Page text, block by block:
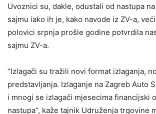
Uvoznici su, dakle, odustali od nastupa
sajmu iako ih je, kako navode iz ZV-a,
polovici srpnja prošle godine potvrdila
sajmu ZV-a.
“Izlagači su tražili novi format izlaganja,
predstavljanja. Izlaganje na Zagreb Auto
i mnogi se izlagači mjesecima financijski
nastupa”, kaže tajnik Udruženja trgovine